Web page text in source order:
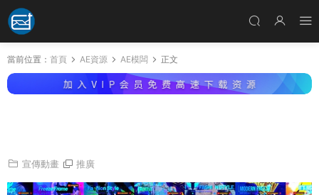
當前位置： 首頁 AE資源 AE模闆 正文
宣傳動畫 推廣